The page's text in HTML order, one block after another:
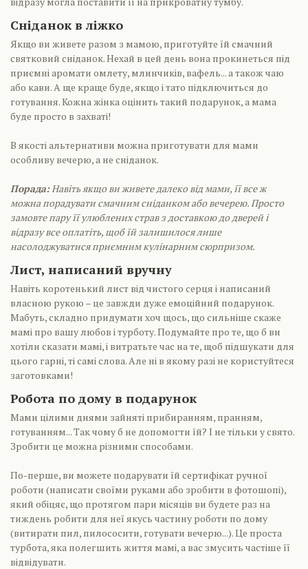
Сніданок в ліжко
Якщо ви живете разом з мамою, приготуйте їй смачний
святковий сніданок. Нехай в цей день вона прокинеться під
приємні аромати омлету, млинчиків, вафель... а також чаю
або кави. А ще краще буде, якщо і тато підключиться до
готування. Кожна жінка оцінить такий подарунок, а мама
буде просто в захваті!
В якості альтернативи можна приготувати для мами
особливу вечерю, а не сніданок.
Порада:Навіть якщо ви живете далеко від мами, її все ж
можна порадувати смачним сніданком або вечерею. Просто
замовте пару її улюблених страв з доставкою до дверей і
відразу все оплатіть, щоб їй залишилося лише
насолоджуватися приємним кулінарним сюрпризом.
Лист, написаний вручну
Навіть коротенький лист від чистого серця і написаний
власною рукою – це завжди дуже емоційний подарунок.
Мабуть, складно придумати хоч щось, що сильніше скаже
мамі про вашу любов і турботу. Подумайте про те, що б ви
хотіли сказати мамі, і витратьте час на те, щоб підшукати для
цього гарні, ті самі слова. Але ні в якому разі не користуйтеся
заготовками!
Робота по дому в подарунок
Мами цілими днями зайняті прибиранням, пранням,
готуванням... Так чому б не допомогти їй? І не тільки у свято.
Зробити це можна різними способами.
По-перше, ви можете подарувати їй сертифікат ручної
роботи (написати своїми руками або зробити в фотошопі),
який обіцяє, що протягом пари місяців ви будете раз на
тиждень робити для неї якусь частину роботи по дому
(витирати пил, пилососити, готувати вечерю...). Це проста
турбота, яка полегшить життя мамі, а вас змусить частіше її
відвідувати.